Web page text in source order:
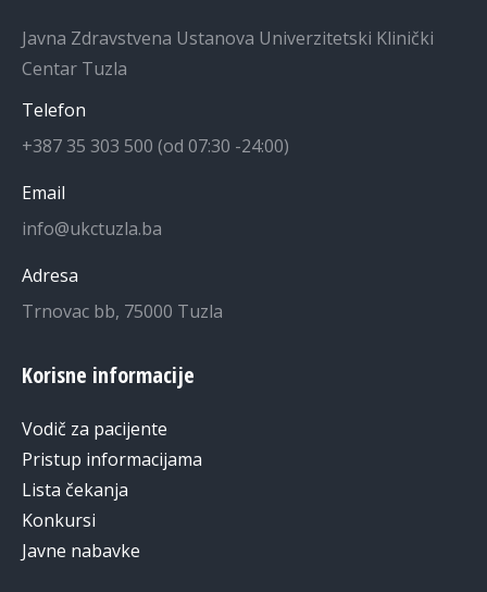
Javna Zdravstvena Ustanova Univerzitetski Klinički
Centar Tuzla
Telefon
+387 35 303 500 (od 07:30 -24:00)
Email
info@ukctuzla.ba
Adresa
Trnovac bb, 75000 Tuzla
Korisne informacije
Vodič za pacijente
Pristup informacijama
Lista čekanja
Konkursi
Javne nabavke